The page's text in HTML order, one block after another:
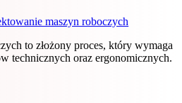
maszyn roboczych
to złożony proces, który wymaga
technicznych oraz ergonomicznych.